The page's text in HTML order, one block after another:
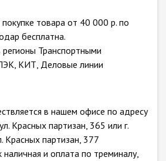
товара от 40 000 р. по
бесплатна.
Транспортными
КИТ, Деловые линии
в нашем офисе по адресу
Красных партизан, 365 или г.
Красных партизан, 377
и оплата по треминалу,